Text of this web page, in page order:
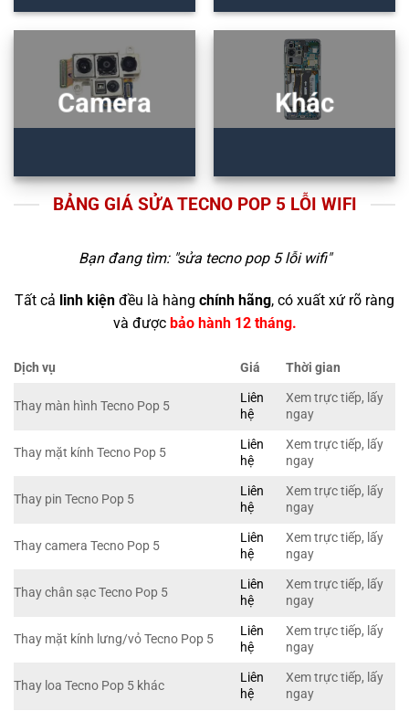
Camera Khác
BẢNG GIÁ SỬA TECNO POP 5 LỖI WIFI
Bạn đang tìm: "sửa tecno pop 5 lỗi wifi"
Tất cả linh kiện đều là hàng chính hãng, có xuất xứ rõ ràng
và được bảo hành 12 tháng.
Dịch vụ Giá Thời gian
Thay màn hình Tecno Pop 5
Liên
hệ
Xem trực tiếp, lấy
ngay
Thay mặt kính Tecno Pop 5
Liên
hệ
Xem trực tiếp, lấy
ngay
Thay pin Tecno Pop 5
Liên
hệ
Xem trực tiếp, lấy
ngay
Thay camera Tecno Pop 5
Liên
hệ
Xem trực tiếp, lấy
ngay
Thay chân sạc Tecno Pop 5
Liên
hệ
Xem trực tiếp, lấy
ngay
Thay mặt kính lưng/vỏ Tecno Pop 5
Liên
hệ
Xem trực tiếp, lấy
ngay
Thay loa Tecno Pop 5 khác
Liên
hệ
Xem trực tiếp, lấy
ngay